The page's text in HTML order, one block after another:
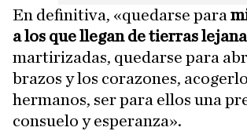
En definitiva, «quedarse para
a los que llegan de tierras
martirizadas, quedarse para
brazos y los corazones,
hermanos, ser para ellos una
consuelo y esperanza».